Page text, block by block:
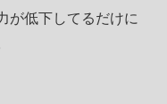
が低下してるだけに